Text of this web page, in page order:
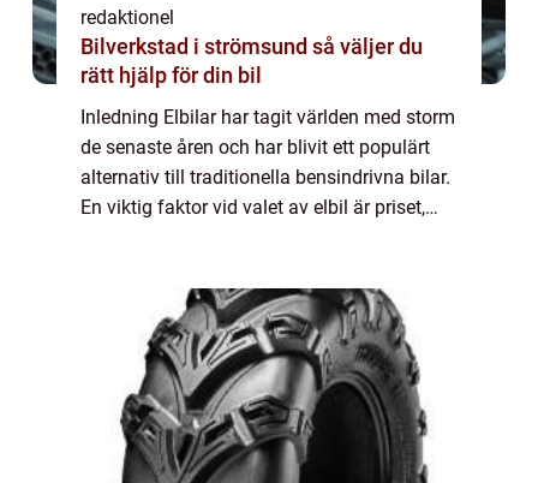
redaktionel
Bilverkstad i strömsund så väljer du
rätt hjälp för din bil
Inledning Elbilar har tagit världen med storm
de senaste åren och har blivit ett populärt
alternativ till traditionella bensindrivna bilar.
En viktig faktor vid valet av elbil är priset,